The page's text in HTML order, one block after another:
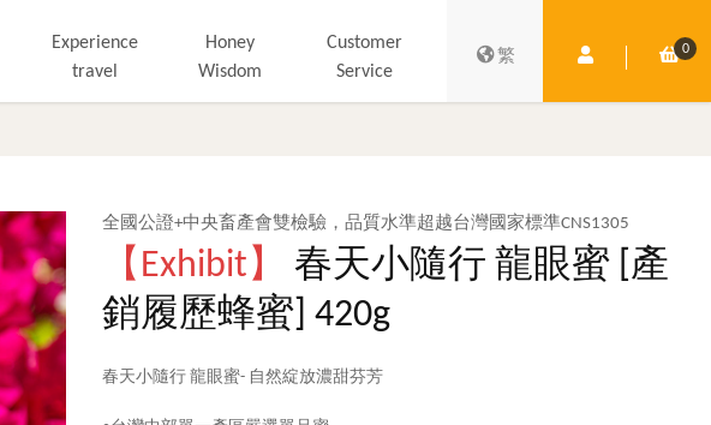
Experience
travel
Honey
Wisdom
Customer
Service
繁 Member Centre
0
全國公證+中央畜產會雙檢驗，品質水準超越台灣國家標準CNS1305
【Exhibit】
春天小隨行 龍眼蜜 [產
銷履歷蜂蜜] 420g
春天小隨行 龍眼蜜- 自然綻放濃甜芬芳